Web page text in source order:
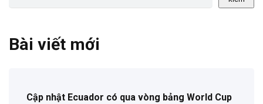
Bài viết mới
Cập nhật Ecuador có qua vòng bảng World Cup